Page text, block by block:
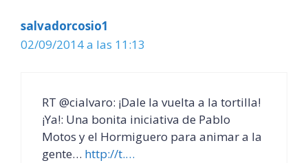
salvadorcosio1
02/09/2014 a las 11:13
RT @cialvaro: ¡Dale la vuelta a la tortilla!
¡Ya!: Una bonita iniciativa de Pablo
Motos y el Hormiguero para animar a la
gente… http://t.…